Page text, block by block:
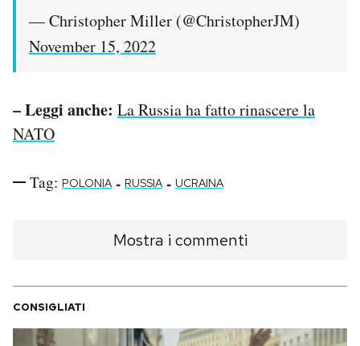
— Christopher Miller (@ChristopherJM)
November 15, 2022
– Leggi anche: La Russia ha fatto rinascere la
NATO
Tag: POLONIA - RUSSIA - UCRAINA
Mostra i commenti
CONSIGLIATI